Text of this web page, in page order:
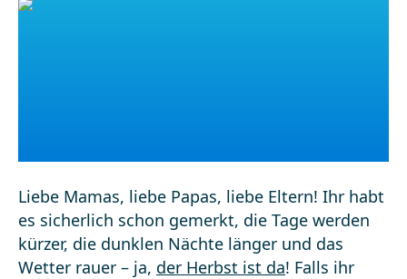
Liebe Mamas, liebe Papas, liebe Eltern! Ihr habt
es sicherlich schon gemerkt, die Tage werden
kürzer, die dunklen Nächte länger und das
Wetter rauer – ja, der Herbst ist da! Falls ihr